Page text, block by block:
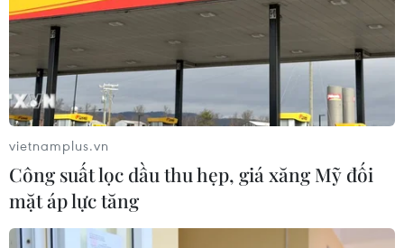
vietnamplus.vn
Công suất lọc dầu thu hẹp, giá xăng Mỹ đối
mặt áp lực tăng